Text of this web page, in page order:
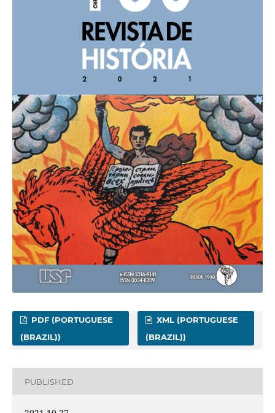
PDF (PORTUGUESE
(BRAZIL))
XML (PORTUGUESE
(BRAZIL))
PUBLISHED